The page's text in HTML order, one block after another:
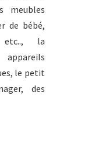
meubles
de bébé,
etc.., la
le petit
des